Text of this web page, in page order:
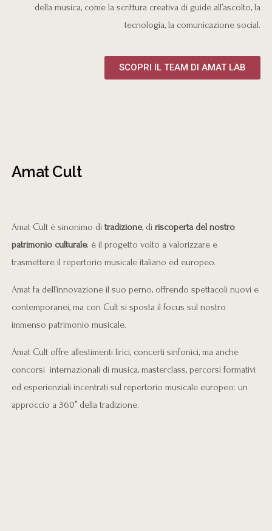
della musica, come la scrittura creativa di guide all’ascolto, la
tecnologia, la comunicazione social.
SCOPRI IL TEAM DI AMAT LAB
Amat Cult
Amat Cult è sinonimo di tradizione, di riscoperta del nostro
patrimonio culturale; è il progetto volto a valorizzare e
trasmettere il repertorio musicale italiano ed europeo.
Amat fa dell’innovazione il suo perno, offrendo spettacoli nuovi e
contemporanei, ma con Cult si sposta il focus sul nostro
immenso patrimonio musicale.
Amat Cult offre allestimenti lirici, concerti sinfonici, ma anche
concorsi internazionali di musica, masterclass, percorsi formativi
ed esperienziali incentrati sul repertorio musicale europeo: un
approccio a 360° della tradizione.